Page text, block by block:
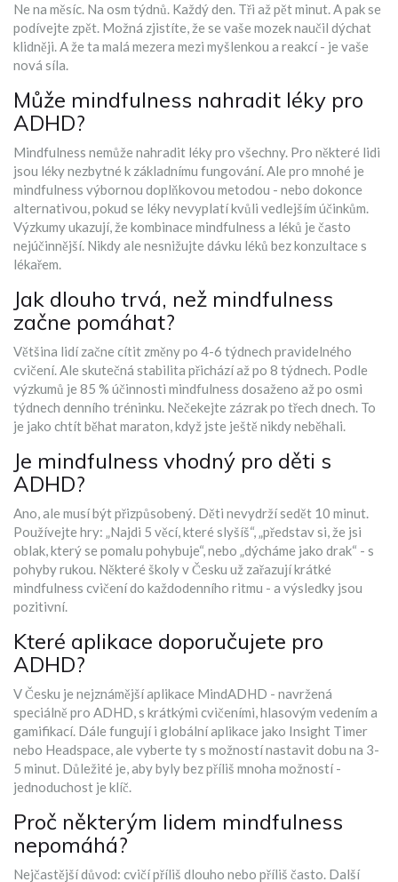
Ne na měsíc. Na osm týdnů. Každý den. Tři až pět minut. A pak se
podívejte zpět. Možná zjistíte, že se vaše mozek naučil dýchat
klidněji. A že ta malá mezera mezi myšlenkou a reakcí - je vaše
nová síla.
Může mindfulness nahradit léky pro
ADHD?
Mindfulness nemůže nahradit léky pro všechny. Pro některé lidi
jsou léky nezbytné k základnímu fungování. Ale pro mnohé je
mindfulness výbornou doplňkovou metodou - nebo dokonce
alternativou, pokud se léky nevyplatí kvůli vedlejším účinkům.
Výzkumy ukazují, že kombinace mindfulness a léků je často
nejúčinnější. Nikdy ale nesnižujte dávku léků bez konzultace s
lékařem.
Jak dlouho trvá, než mindfulness
začne pomáhat?
Většina lidí začne cítit změny po 4-6 týdnech pravidelného
cvičení. Ale skutečná stabilita přichází až po 8 týdnech. Podle
výzkumů je 85 % účinnosti mindfulness dosaženo až po osmi
týdnech denního tréninku. Nečekejte zázrak po třech dnech. To
je jako chtít běhat maraton, když jste ještě nikdy neběhali.
Je mindfulness vhodný pro děti s
ADHD?
Ano, ale musí být přizpůsobený. Děti nevydrží sedět 10 minut.
Používejte hry: „Najdi 5 věcí, které slyšíš“, „představ si, že jsi
oblak, který se pomalu pohybuje“, nebo „dýcháme jako drak“ - s
pohyby rukou. Některé školy v Česku už zařazují krátké
mindfulness cvičení do každodenního ritmu - a výsledky jsou
pozitivní.
Které aplikace doporučujete pro
ADHD?
V Česku je nejznámější aplikace MindADHD - navržená
speciálně pro ADHD, s krátkými cvičeními, hlasovým vedením a
gamifikací. Dále fungují i globální aplikace jako Insight Timer
nebo Headspace, ale vyberte ty s možností nastavit dobu na 3-
5 minut. Důležité je, aby byly bez příliš mnoha možností -
jednoduchost je klíč.
Proč některým lidem mindfulness
nepomáhá?
Nejčastější důvod: cvičí příliš dlouho nebo příliš často. Další